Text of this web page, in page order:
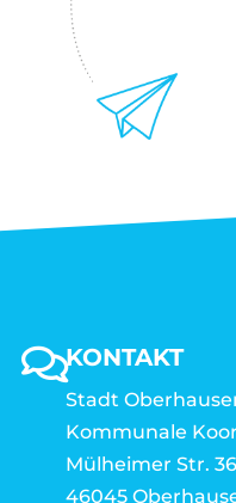
KONTAKT
Stadt
Kommunale
Mülheimer Str. 36
46045